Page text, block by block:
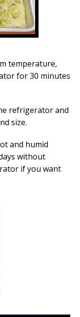
temperature,
for 30 minutes
refrigerator and
size.
and humid
without
if you want